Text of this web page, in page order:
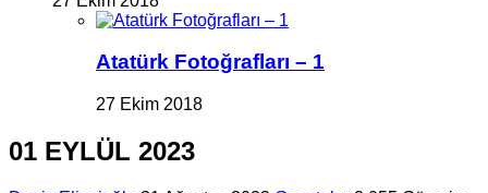
Atatürk Fotoğrafları – 1
27 Ekim 2018
01 EYLÜL 2023